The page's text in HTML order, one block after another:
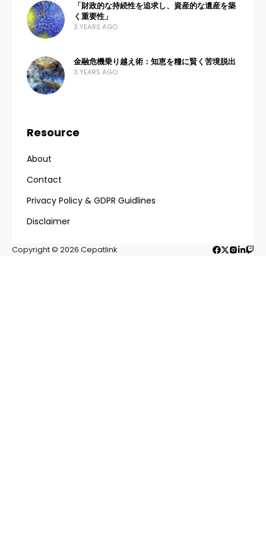
「財政的な持続性を追求し、資産的な遺産を築
く重要性」
3 YEARS AGO
金融危機乗り越え術：知恵を糧に賢く苦境脱出
3 YEARS AGO
Resource
About
Contact
Privacy Policy & GDPR Guidlines
Disclaimer
Copyright © 2026 Cepatlink